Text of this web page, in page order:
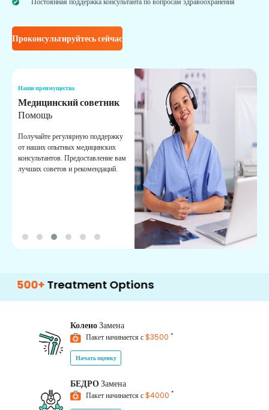
Проконсультируйтесь сейчас
Наши преимущества
Медицинский советник
Помощь
Получайте регулярную поддержку
от наших опытных медицинских
консультантов. Предоставление вам
лучших советов и рекомендаций.
Treatment Options
КоленоЗамена
Пакет начинается с$3500 *
Начать оценку
БЕДРОЗамена
Пакет начинается с$4000 *